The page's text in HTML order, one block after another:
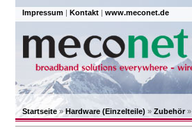
Impressum | Kontakt | www.meconet.de
Startseite»Hardware (Einzelteile) » Zubehör»